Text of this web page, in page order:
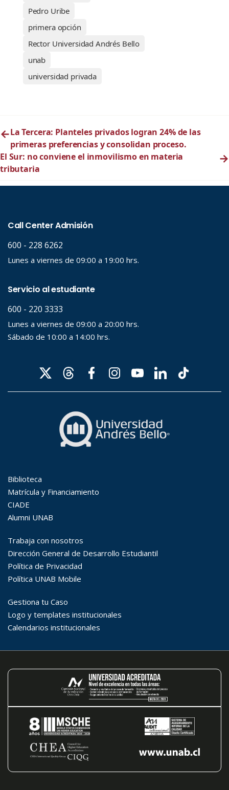
Pedro Uribe
primera opción
Rector Universidad Andrés Bello
unab
universidad privada
←La Tercera: Planteles privados logran 24% de las
primeras preferencias y consolidan proceso.
El Sur: no conviene el inmovilismo en materia
tributaria
→